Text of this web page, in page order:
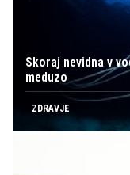
Skoraj nevidna v
meduzo
ZDRAVJE